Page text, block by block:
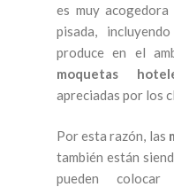
es muy
pisada,
produce en el
moquetas
apreciadas por los
Por esta razón, las
también están
pueden